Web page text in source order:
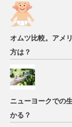
オムツ比較。アメ
方は？
ニューヨークでの
かる？